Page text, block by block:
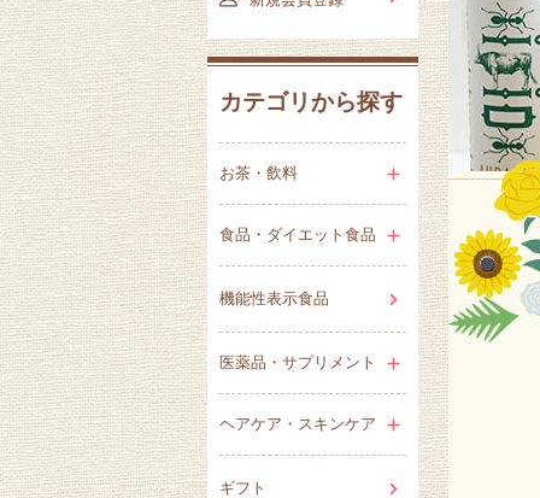
カテゴリから探す
お茶・飲料
食品・ダイエット食品
機能性表示食品
医薬品・サプリメント
ヘアケア・スキンケア
ギフト